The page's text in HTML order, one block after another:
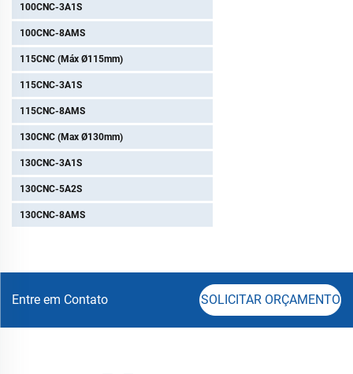
100CNC-3A1S
100CNC-8AMS
115CNC (Máx Ø115mm)
115CNC-3A1S
115CNC-8AMS
130CNC (Max Ø130mm)
130CNC-3A1S
130CNC-5A2S
130CNC-8AMS
Entre em Contato SOLICITAR ORÇAMENTO